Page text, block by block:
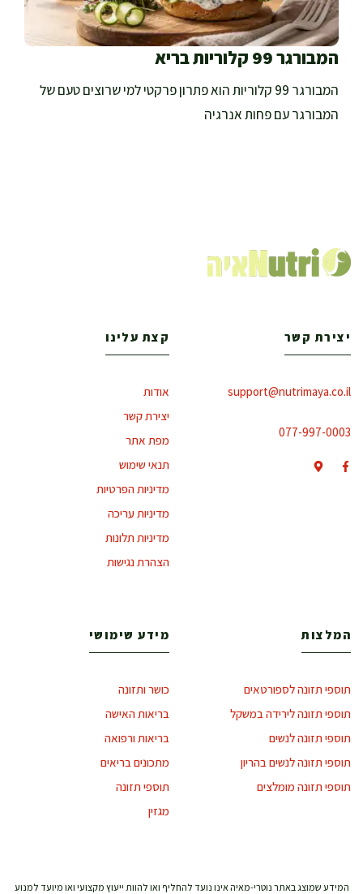
המבורגר 99 קלוריות בריא
המבורגר 99 קלוריות הוא פתרון פרקטי למי שרוצים טעם של
המבורגר עם פחות אנרגיה
יצירת קשר
support@nutrimaya.co.il
077-997-0003
קצת עלינו
אודות
יצירת קשר
מפת אתר
תנאי שימוש
מדיניות הפרטיות
מדיניות עריכה
מדיניות תלונות
הצהרת נגישות
המלצות
תוספי תזונה לספורטאים
תוספי תזונה לירידה במשקל
תוספי תזונה לנשים
תוספי תזונה לנשים בהריון
תוספי תזונה מומלצים
מידע שימושי
כושר ותזונה
בריאות האישה
בריאות ורפואה
מתכונים בריאים
תוספי תזונה
מגזין
המידע שמוצג באתר נוטרי-מאיה אינו נועד להחליף ואו להוות ייעוץ מקצועי ואו מיועד למנוע